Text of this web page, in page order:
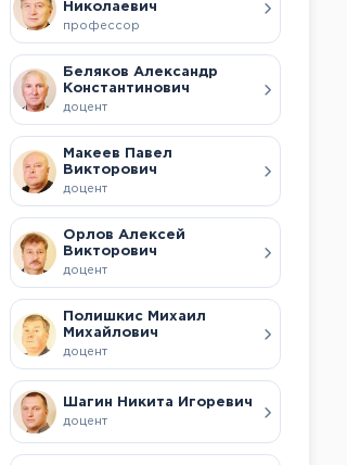
Николаевич
профессор
Беляков Александр
Константинович
доцент
Макеев Павел
Викторович
доцент
Орлов Алексей
Викторович
доцент
Полишкис Михаил
Михайлович
доцент
Шагин Никита Игоревич
доцент